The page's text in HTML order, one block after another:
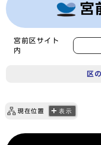
宮
宮前区サイト
内
区
現在位置 表示